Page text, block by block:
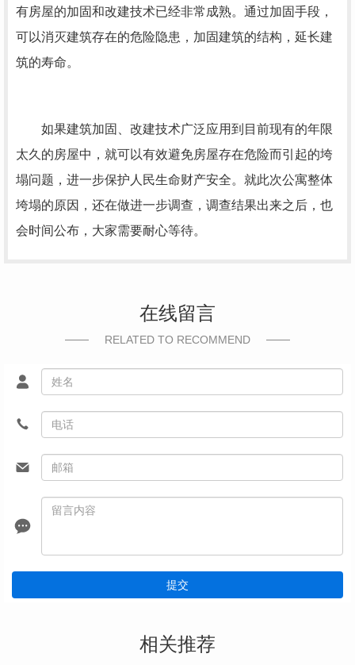
有房屋的加固和改建技术已经非常成熟。通过加固手段，
可以消灭建筑存在的危险隐患，加固建筑的结构，延长建
筑的寿命。
如果建筑加固、改建技术广泛应用到目前现有的年限
太久的房屋中，就可以有效避免房屋存在危险而引起的垮
塌问题，进一步保护人民生命财产安全。就此次公寓整体
垮塌的原因，还在做进一步调查，调查结果出来之后，也
会时间公布，大家需要耐心等待。
在线留言
RELATED TO RECOMMEND
提交
相关推荐